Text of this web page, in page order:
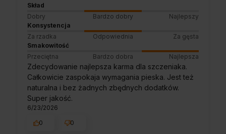
doświadczeniami. Do zobaczenia!
Skład
Dobry
Bardzo dobry
Najlepszy
Konsystencja
Za rzadka
Odpowiednia
Za gęsta
Smakowitość
Przeciętna
Bardzo dobra Najlepsza
Zdecydowanie najlepsza karma dla szczeniaka.
Całkowicie zaspokaja wymagania pieska. Jest też
naturalna i bez żadnych zbędnych dodatków.
Super jakość.
6/23/2026
0
0